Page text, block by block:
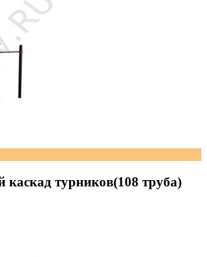
каскад турников(108 труба)